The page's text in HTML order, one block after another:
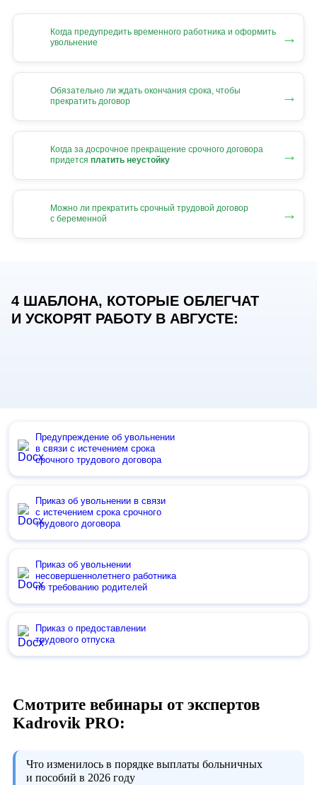
Когда предупредить временного работника и оформить
увольнение
→
Обязательно ли ждать окончания срока, чтобы
прекратить договор
→
Когда за досрочное прекращение срочного договора
придется платить неустойку →
Можно ли прекратить срочный трудовой договор
с беременной
→
4 ШАБЛОНА, КОТОРЫЕ ОБЛЕГЧАТ
И УСКОРЯТ РАБОТУ В АВГУСТЕ:
Предупреждение об увольнении
в связи с истечением срока
срочного трудового договора
Приказ об увольнении в связи
с истечением срока срочного
трудового договора
Приказ об увольнении
несовершеннолетнего работника
по требованию родителей
Приказ о предоставлении
трудового отпуска
Смотрите вебинары от экспертов
Kadrovik PRO:
Что изменилось в порядке выплаты больничных
и пособий в 2026 году